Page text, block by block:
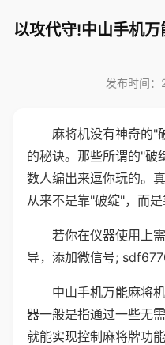
以攻代守!中山手机
发布时间
麻将机没有神奇的"
的秘诀。那些所谓的"破
数人编出来逗你玩的。
从来不是靠"破绽"，而是
若你在仪器使用上
导，添加微信号;
中山手机万能麻将
器一般是指通过一些无
就能实现控制麻将牌功